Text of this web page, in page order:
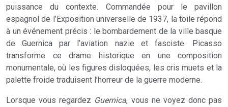
puissance du contexte. Commandée pour le pavillon
espagnol de l’Exposition universelle de 1937, la toile répond
à un événement précis : le bombardement de la ville basque
de Guernica par l’aviation nazie et fasciste. Picasso
transforme ce drame historique en une composition
monumentale, où les figures disloquées, les cris muets et la
palette froide traduisent l’horreur de la guerre moderne.
Lorsque vous regardez Guernica, vous ne voyez donc pas